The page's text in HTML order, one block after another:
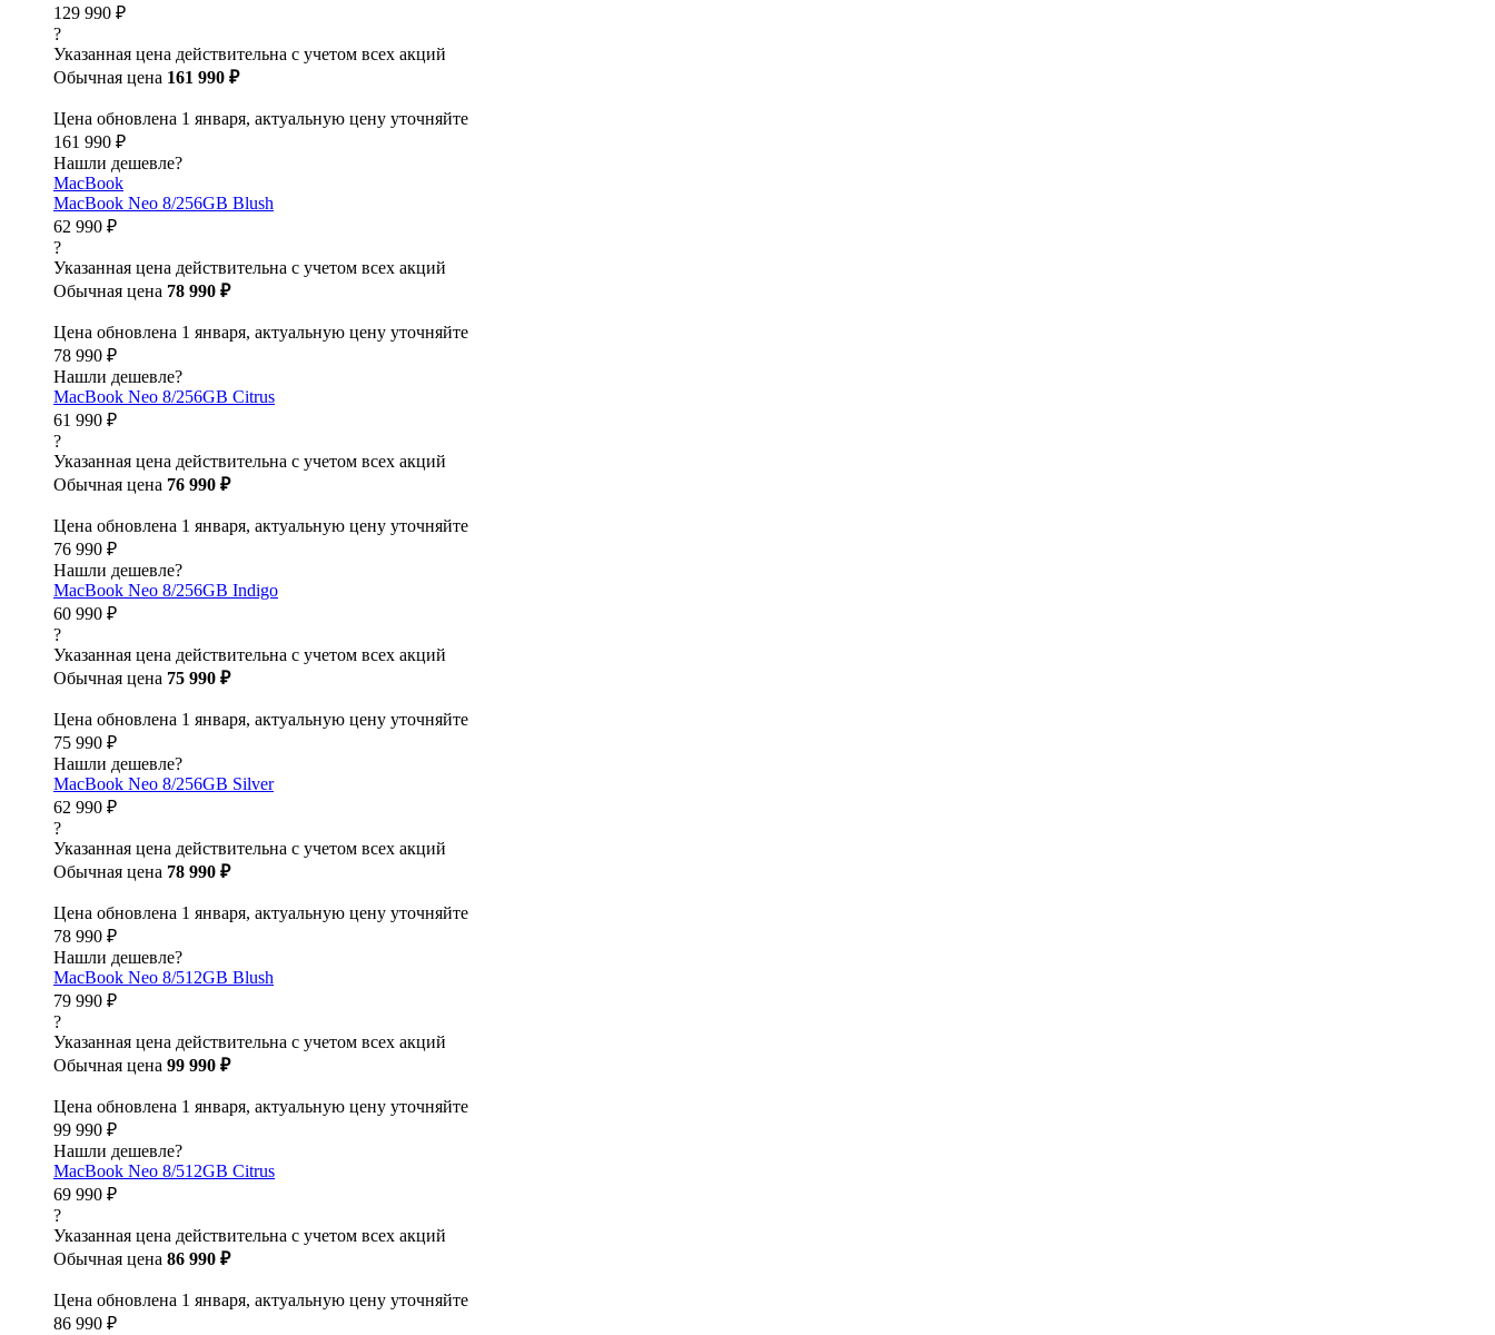
129 990 ₽
?
Указанная цена действительна с учетом всех акций
Обычная цена 161 990 ₽
Цена обновлена 1 января, актуальную цену уточняйте
161 990 ₽
Нашли дешевле?
MacBook
MacBook Neo 8/256GB Blush
62 990 ₽
?
Указанная цена действительна с учетом всех акций
Обычная цена 78 990 ₽
Цена обновлена 1 января, актуальную цену уточняйте
78 990 ₽
Нашли дешевле?
MacBook Neo 8/256GB Citrus
61 990 ₽
?
Указанная цена действительна с учетом всех акций
Обычная цена 76 990 ₽
Цена обновлена 1 января, актуальную цену уточняйте
76 990 ₽
Нашли дешевле?
MacBook Neo 8/256GB Indigo
60 990 ₽
?
Указанная цена действительна с учетом всех акций
Обычная цена 75 990 ₽
Цена обновлена 1 января, актуальную цену уточняйте
75 990 ₽
Нашли дешевле?
MacBook Neo 8/256GB Silver
62 990 ₽
?
Указанная цена действительна с учетом всех акций
Обычная цена 78 990 ₽
Цена обновлена 1 января, актуальную цену уточняйте
78 990 ₽
Нашли дешевле?
MacBook Neo 8/512GB Blush
79 990 ₽
?
Указанная цена действительна с учетом всех акций
Обычная цена 99 990 ₽
Цена обновлена 1 января, актуальную цену уточняйте
99 990 ₽
Нашли дешевле?
MacBook Neo 8/512GB Citrus
69 990 ₽
?
Указанная цена действительна с учетом всех акций
Обычная цена 86 990 ₽
Цена обновлена 1 января, актуальную цену уточняйте
86 990 ₽